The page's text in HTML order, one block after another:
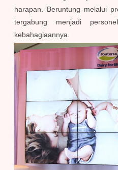
harapan. Beruntung melalui
tergabung menjadi
kebahagiaannya.